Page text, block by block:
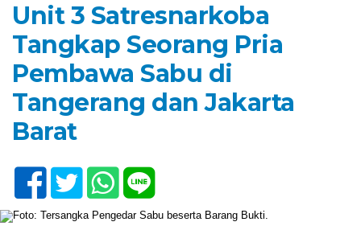
Unit 3 Satresnarkoba
Tangkap Seorang Pria
Pembawa Sabu di
Tangerang dan Jakarta
Barat